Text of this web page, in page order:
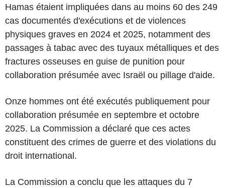
Hamas étaient impliquées dans au moins 60 des 249
cas documentés d'exécutions et de violences
physiques graves en 2024 et 2025, notamment des
passages à tabac avec des tuyaux métalliques et des
fractures osseuses en guise de punition pour
collaboration présumée avec Israël ou pillage d'aide.
Onze hommes ont été exécutés publiquement pour
collaboration présumée en septembre et octobre
2025. La Commission a déclaré que ces actes
constituent des crimes de guerre et des violations du
droit international.
La Commission a conclu que les attaques du 7